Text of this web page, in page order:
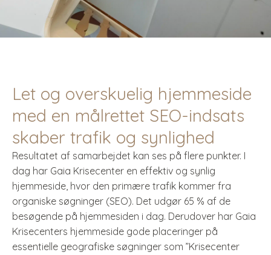
Let og overskuelig hjemmeside
med en målrettet SEO-indsats
skaber trafik og synlighed
Resultatet af samarbejdet kan ses på flere punkter. I
dag har Gaia Krisecenter en effektiv og synlig
hjemmeside, hvor den primære trafik kommer fra
organiske søgninger (SEO). Det udgør 65 % af de
besøgende på hjemmesiden i dag. Derudover har Gaia
Krisecenters hjemmeside gode placeringer på
essentielle geografiske søgninger som ”Krisecenter